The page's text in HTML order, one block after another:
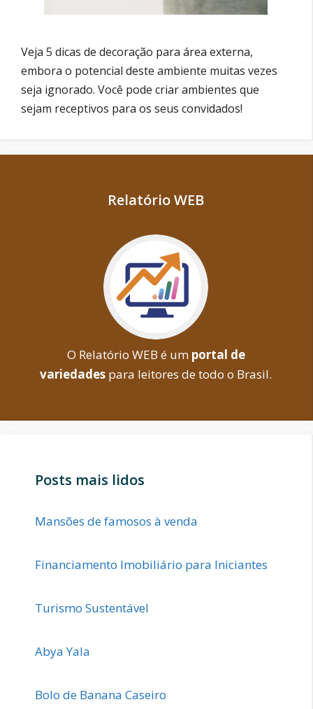
Veja 5 dicas de decoração para área externa,
embora o potencial deste ambiente muitas vezes
seja ignorado. Você pode criar ambientes que
sejam receptivos para os seus convidados!
Relatório WEB
O Relatório WEB é um portal de
variedades para leitores de todo o Brasil.
Posts mais lidos
Mansões de famosos à venda
Financiamento Imobiliário para Iniciantes
Turismo Sustentável
Abya Yala
Bolo de Banana Caseiro